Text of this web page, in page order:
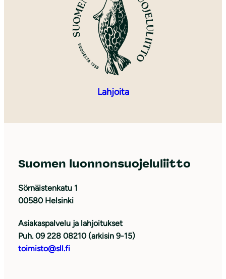
Lahjoita
Suomen luonnonsuojeluliitto
Sörnäistenkatu 1
00580 Helsinki
Asiakaspalvelu ja lahjoitukset
Puh. 09 228 08210 (arkisin 9-15)
toimisto@sll.fi